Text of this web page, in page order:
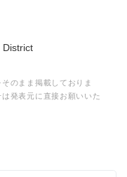
District
のまま掲載しておりま
発表元に直接お願いいた